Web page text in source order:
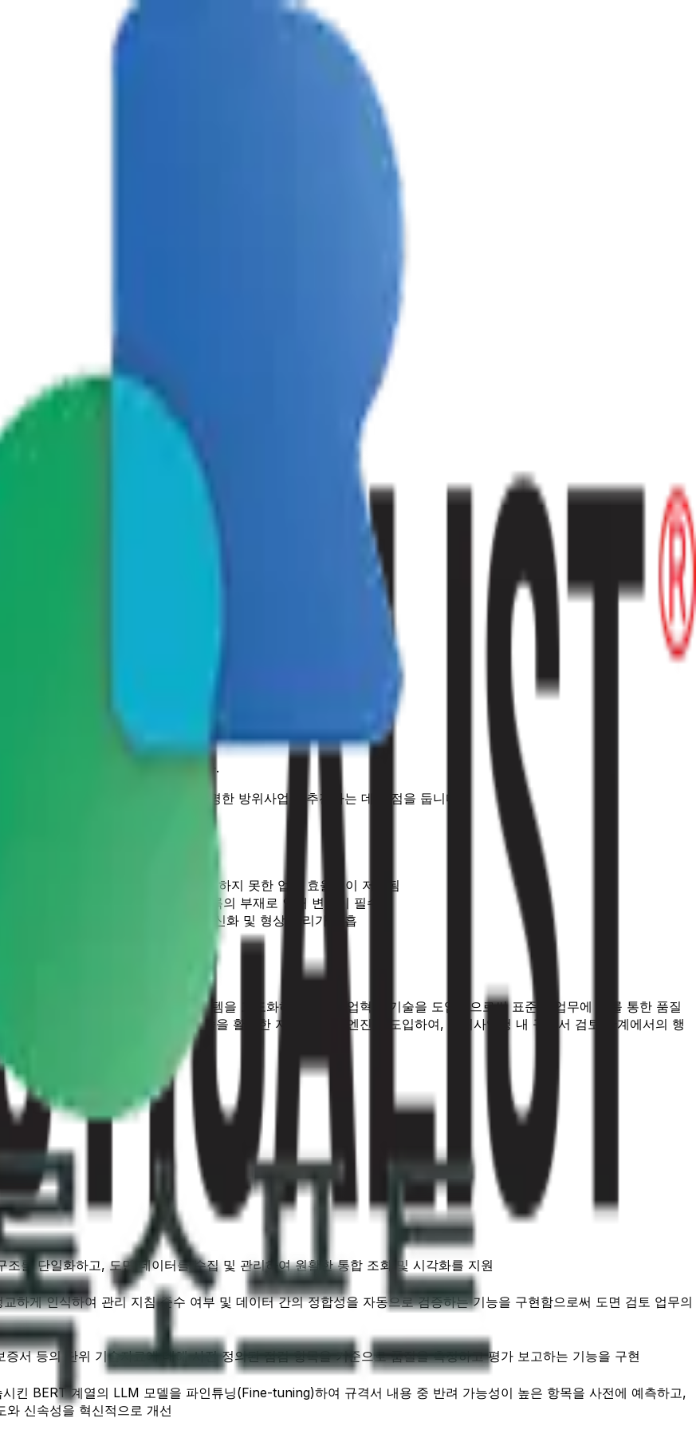
관리 등을 담당하는 정부 기관입니다.
리 등을 포함하며, 효율적이고 투명한 방위사업을 추진하는 데 중점을 둡니다.
이 있었으며, 최신 정보기술을 반영하지 못한 업무 효율성이 저하됨
및 연계 성능이 저하되고, 도면 등록의 부재로 인해 변환이 필수적
적용이 부족하였으며, 인용 규격 최신화 및 형상 관리가 미흡
에서 기존의 국방표준종합정보시스템을 고도화하여 4차 산업혁명 기술을 도입함으로써 표준화 업무에 AI를 통한 품질
. 특히, LLM(대규모 언어 모델) 기술을 활용한 지능형 판단 엔진을 도입하여, 방위사업청 내 규격서 검토 단계에서의 행
를 단일화하고, 도면 데이터를 수집 및 관리하여 원활한 통합 조회 및 시각화를 지원
하게 인식하여 관리 지침 준수 여부 및 데이터 간의 정합성을 자동으로 검증하는 기능을 구현함으로써 도면 검토 업무의
서 등의 단위 기술자료에 대해 사전 정의된 점검 항목을 기준으로 품질을 측정하고 평가 보고하는 기능을 구현
킨 BERT 계열의 LLM 모델을 파인튜닝(Fine-tuning)하여 규격서 내용 중 반려 가능성이 높은 항목을 사전에 예측하고,
신속성을 혁신적으로 개선